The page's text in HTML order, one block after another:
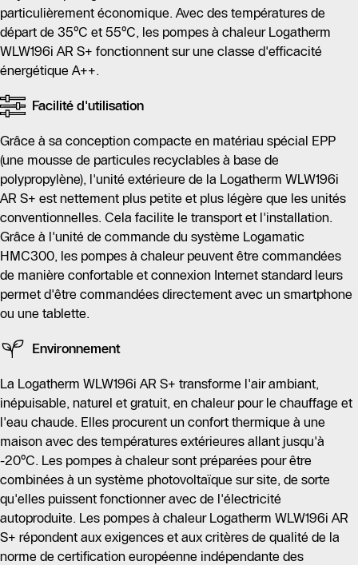
particulièrement économique. Avec des températures de
départ de 35°C et 55°C, les pompes à chaleur Logatherm
WLW196i AR S+ fonctionnent sur une classe d'efficacité
énergétique A++.
Facilité d'utilisation
Grâce à sa conception compacte en matériau spécial EPP
(une mousse de particules recyclables à base de
polypropylène), l'unité extérieure de la Logatherm WLW196i
AR S+ est nettement plus petite et plus légère que les unités
conventionnelles. Cela facilite le transport et l'installation.
Grâce à l'unité de commande du système Logamatic
HMC300, les pompes à chaleur peuvent être commandées
de manière confortable et connexion Internet standard leurs
permet d'être commandées directement avec un smartphone
ou une tablette.
Environnement
La Logatherm WLW196i AR S+ transforme l'air ambiant,
inépuisable, naturel et gratuit, en chaleur pour le chauffage et
l'eau chaude. Elles procurent un confort thermique à une
maison avec des températures extérieures allant jusqu'à
-20°C. Les pompes à chaleur sont préparées pour être
combinées à un système photovoltaïque sur site, de sorte
qu'elles puissent fonctionner avec de l'électricité
autoproduite. Les pompes à chaleur Logatherm WLW196i AR
S+ répondent aux exigences et aux critères de qualité de la
norme de certification européenne indépendante des